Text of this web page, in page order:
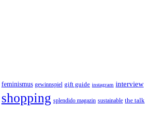
feminismus gewinnspiel gift guide instagram interview
shopping splendido magazin sustainable the talk